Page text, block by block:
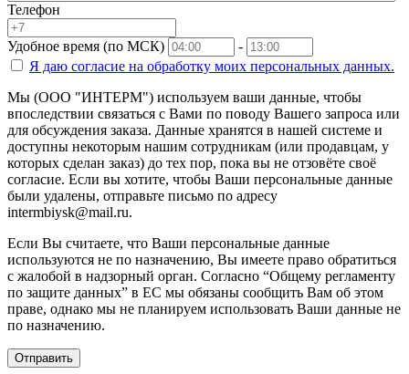
Телефон
Удобное время (по МСК)
-
Я даю согласие на обработку моих персональных данных.
Мы (ООО "ИНТЕРМ") используем ваши данные, чтобы
впоследствии связаться с Вами по поводу Вашего запроса или
для обсуждения заказа. Данные хранятся в нашей системе и
доступны некоторым нашим сотрудникам (или продавцам, у
которых сделан заказ) до тех пор, пока вы не отзовёте своё
согласие. Если вы хотите, чтобы Ваши персональные данные
были удалены, отправьте письмо по адресу
intermbiysk@mail.ru.
Если Вы считаете, что Ваши персональные данные
используются не по назначению, Вы имеете право обратиться
с жалобой в надзорный орган. Согласно “Общему регламенту
по защите данных” в ЕС мы обязаны сообщить Вам об этом
праве, однако мы не планируем использовать Ваши данные не
по назначению.
Отправить